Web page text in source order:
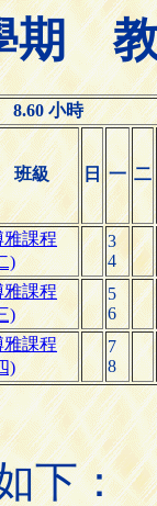
期
小時
班級 日 一 二
雅課程
)
3
4
雅課程
)
5
6
雅課程
)
7
8
下：